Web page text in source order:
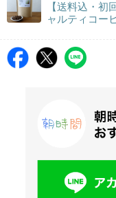
【送料込・初
ャルティコー